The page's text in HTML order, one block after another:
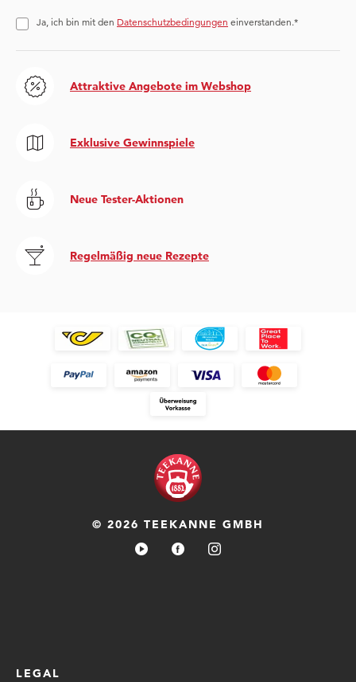
Ja, ich bin mit den Datenschutzbedingungen einverstanden.*
Attraktive Angebote im Webshop
Exklusive Gewinnspiele
Neue Tester-Aktionen
Regelmäßig neue Rezepte
© 2026 TEEKANNE GMBH
LEGAL